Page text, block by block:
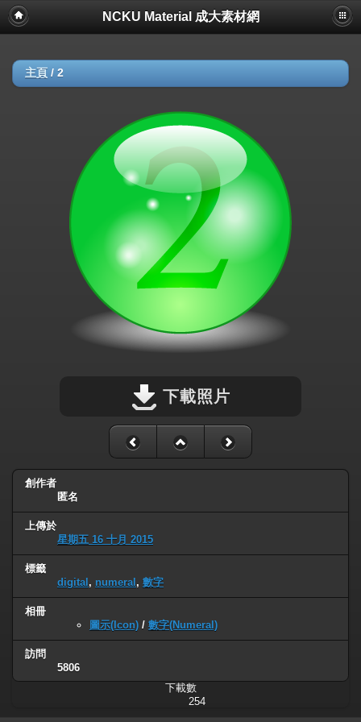
NCKU Material 成大素材網
主頁 / 2
下載照片
創作者
匿名
上傳於
星期五 16 十月 2015
標籤
digital , numeral , 數字
相冊
圖示(Icon) / 數字(Numeral)
訪問
5806
下載數
254